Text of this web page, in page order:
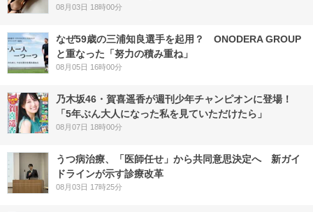
08月03日 18時00分
なぜ59歳の三浦知良選手を起用？ ONODERA GROUP
と重なった「努力の積み重ね」
08月05日 16時00分
乃木坂46・賀喜遥香が週刊少年チャンピオンに登場！
「5年ぶん大人になった私を見ていただけたら」
08月07日 18時00分
うつ病治療、「医師任せ」から共同意思決定へ 新ガイ
ドラインが示す診療改革
08月03日 17時25分